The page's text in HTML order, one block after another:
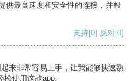
供最高速度和安全性的连接，并帮
支持[0] 反对[0]
来非常容易上手，让我能够快速熟
使用这款app。